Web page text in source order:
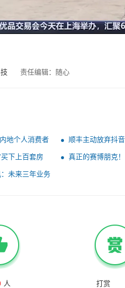
责任编辑：随心
地个人消费者
顺丰主动放弃抖
下上百套房
真正的赛博朋克
未来三年业务
人 打赏